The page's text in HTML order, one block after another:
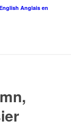
Anglais en